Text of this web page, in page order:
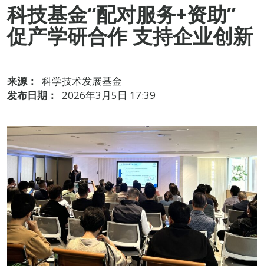
科技基金“配对服务+资助”
促产学研合作 支持企业创新
来源：
科学技术发展基金
发布日期：
2026年3月5日 17:39